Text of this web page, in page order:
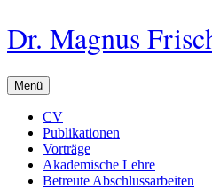
Inhalt
überspringen
Dr. Magnus
Menü
CV
Publikationen
Vorträge
Akademische Lehre
Betreute Abschlussarbeiten